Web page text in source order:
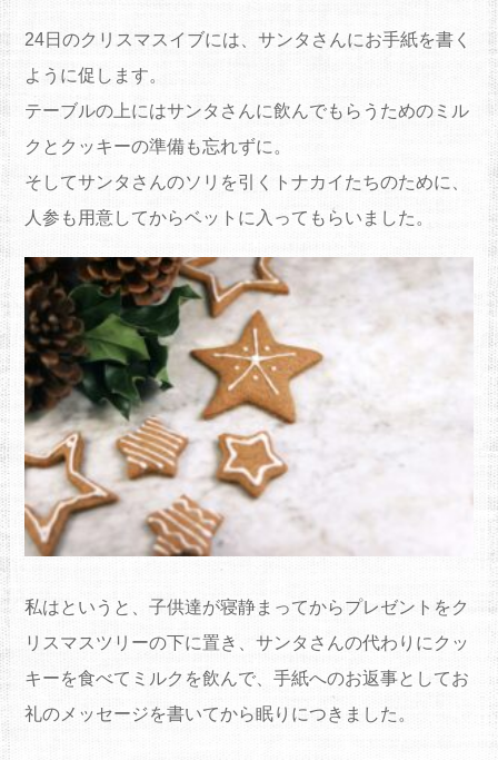
24日のクリスマスイブには、サンタさんにお手紙を書く
ように促します。
テーブルの上にはサンタさんに飲んでもらうためのミル
クとクッキーの準備も忘れずに。
そしてサンタさんのソリを引くトナカイたちのために、
人参も用意してからベットに入ってもらいました。
私はというと、子供達が寝静まってからプレゼントをク
リスマスツリーの下に置き、サンタさんの代わりにクッ
キーを食べてミルクを飲んで、手紙へのお返事としてお
礼のメッセージを書いてから眠りにつきました。